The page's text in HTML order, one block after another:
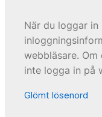
När du loggar
webbläsare.
inte logga in på
Glömt lösenord